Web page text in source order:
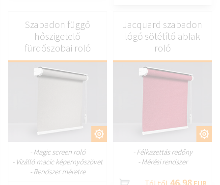
TESTRESZAB
Szabadon függő
hőszigetelő
fürdőszobai roló
- Magic screen roló
- Vízálló macic képernyőszövet
- Rendszer méretre
TESTRESZAB
Jacquard szabadon
lógó sötétítő ablak
roló
- Félkazettás redőny
- Mérési rendszer
Tól től 46.98 EUR